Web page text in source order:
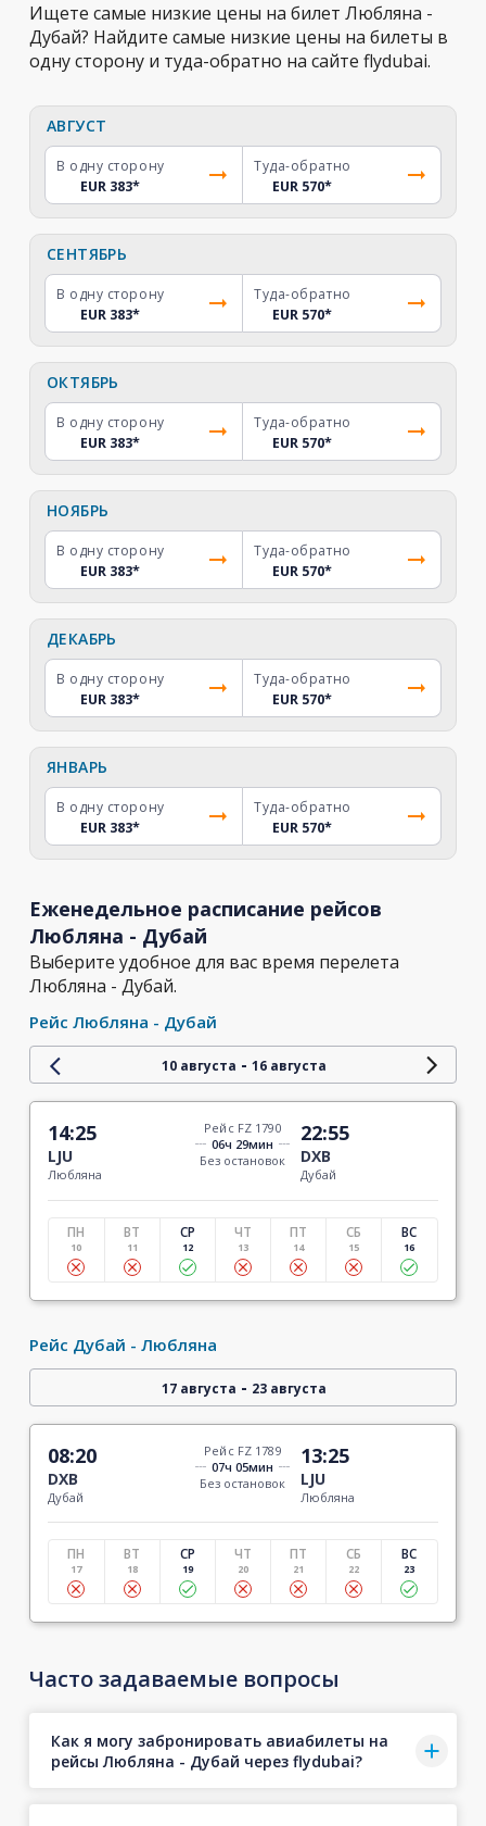
Ищете самые низкие цены на билет Любляна -
Дубай? Найдите самые низкие цены на билеты в
одну сторону и туда-обратно на сайте flydubai.
АВГУСТ
В одну сторону
EUR 383*
Туда-обратно
EUR 570*
СЕНТЯБРЬ
В одну сторону
EUR 383*
Туда-обратно
EUR 570*
ОКТЯБРЬ
В одну сторону
EUR 383*
Туда-обратно
EUR 570*
НОЯБРЬ
В одну сторону
EUR 383*
Туда-обратно
EUR 570*
ДЕКАБРЬ
В одну сторону
EUR 383*
Туда-обратно
EUR 570*
ЯНВАРЬ
В одну сторону
EUR 383*
Туда-обратно
EUR 570*
Еженедельное расписание рейсов
Любляна - Дубай
Выберите удобное для вас время перелета
Любляна - Дубай.
Рейс Любляна - Дубай
10 августа - 16 августа
14:25
LJU
Любляна
Рейс FZ 1790
06ч 29мин
Без остановок
22:55
DXB
Дубай
ПН
10
ВТ
11
СР
12
ЧТ
13
ПТ
14
СБ
15
ВС
16
Рейс Дубай - Любляна
17 августа - 23 августа
08:20
DXB
Дубай
Рейс FZ 1789
07ч 05мин
Без остановок
13:25
LJU
Любляна
ПН
17
ВТ
18
СР
19
ЧТ
20
ПТ
21
СБ
22
ВС
23
Часто задаваемые вопросы
Как я могу забронировать авиабилеты на
рейсы Любляна - Дубай через flydubai?